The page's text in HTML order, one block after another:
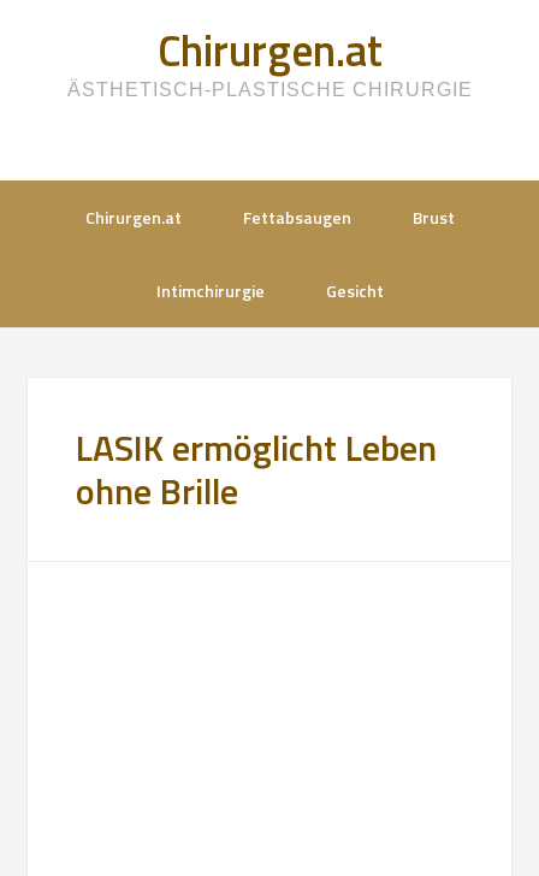
Chirurgen.at
ÄSTHETISCH-PLASTISCHE CHIRURGIE
Chirurgen.at Fettabsaugen Brust
Intimchirurgie Gesicht
LASIK ermöglicht Leben
ohne Brille